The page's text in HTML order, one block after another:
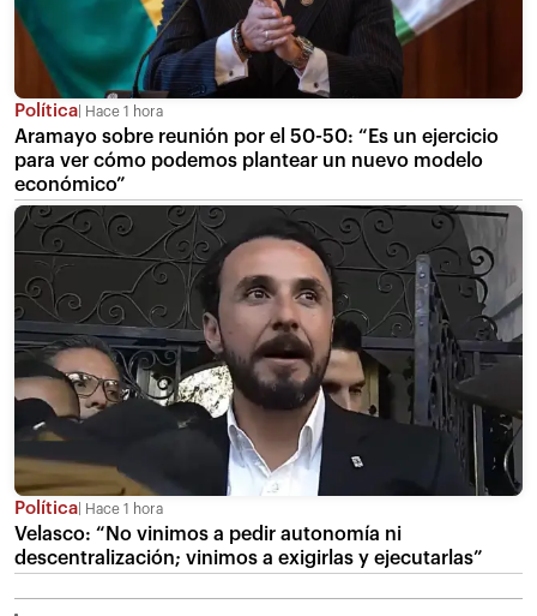
Política Hace 1 hora
Aramayo sobre reunión por el 50-50: “Es un ejercicio
para ver cómo podemos plantear un nuevo modelo
económico”
Política Hace 1 hora
Velasco: “No vinimos a pedir autonomía ni
descentralización; vinimos a exigirlas y ejecutarlas”